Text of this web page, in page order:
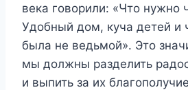
века говорили: «Что нужно
Удобный дом, куча детей и
была не ведьмой». Это
мы должны разделить
и выпить за их